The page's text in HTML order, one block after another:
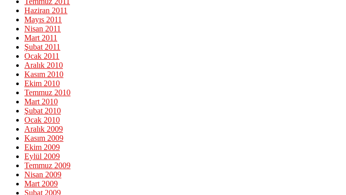
Haziran 2011
Mayıs 2011
Nisan 2011
Mart 2011
Şubat 2011
Ocak 2011
Aralık 2010
Kasım 2010
Ekim 2010
Temmuz 2010
Mart 2010
Şubat 2010
Ocak 2010
Aralık 2009
Kasım 2009
Ekim 2009
Eylül 2009
Temmuz 2009
Nisan 2009
Mart 2009
Şubat 2009